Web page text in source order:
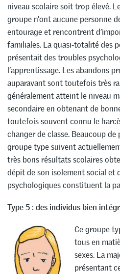
niveau scolaire soit trop élevé.
groupe n’ont aucune personne
entourage et rencontrent
familiales. La quasi-totalité des
présentait des troubles
l’apprentissage. Les abandons
auparavant sont toutefois très
généralement atteint le niveau
secondaire en obtenant de
toutefois souvent connu le
changer de classe. Beaucoup
groupe type suivent
très bons résultats scolaires
dépit de son isolement social et
psychologiques constituent la
Type 5 : des individus bien
Ce groupe
tous en
sexes. La
présentant